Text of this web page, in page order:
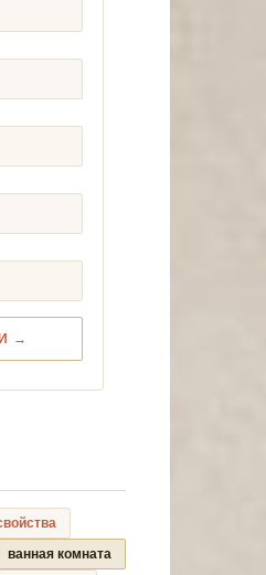
→
ванная комната